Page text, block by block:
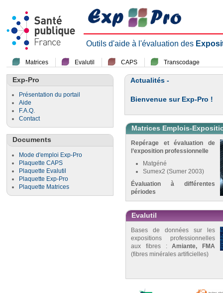
Outils d'aide à l'évaluation des
Matrices Evalutil CAPS Transcodage
Exp-Pro
Présentation du portail
Aide
F.A.Q.
Contact
Documents
Mode d'emploi Exp-Pro
Plaquette CAPS
Plaquette Evalutil
Plaquette Exp-Pro
Plaquette Matrices
Actualités -
Bienvenue sur Exp-Pro !
Matrices Emplois-
Repérage et évaluation de
l’exposition professionnelle
Matgéné
Sumex2 (Sumer 2003)
Évaluation à différentes
périodes
Evalutil
Bases de données sur les
expositions professionnelles
aux fibres :Amiante, FMA
(fibres minérales artificielles)